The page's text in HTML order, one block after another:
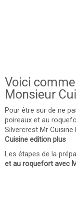
Voici
Monsieur
Pour être sur de ne
poireaux et au
Silvercrest Mr
Cuisine edition plus
Les étapes de la
et au roquefort avec